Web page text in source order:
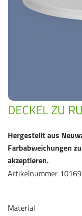
DECKEL ZU
Hergestellt aus
Farbabweichungen
akzeptieren.
Artikelnummer
Material